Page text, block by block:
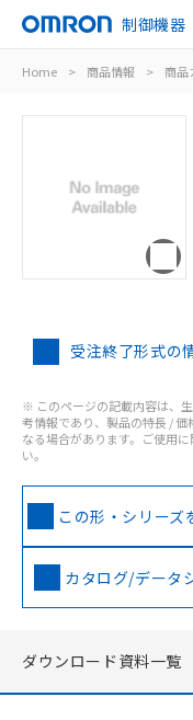
制御機器
Home > 商品情報 > 商品
受注終了形式の
※ このページの記載内容は、
考情報であり、製品の特長 /
なる場合があります。ご使用
い。
この形・シリー
カタログ/データ
ダウンロード資料一覧